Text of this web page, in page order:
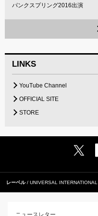
パンクスプリング2016出演
LINKS
YouTube Channel
OFFICIAL SITE
STORE
レーベル UNIVERSAL INTERNATIONAL